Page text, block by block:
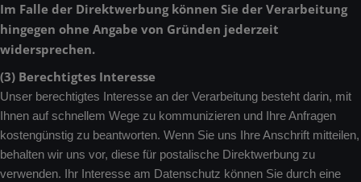
Im Falle der Direktwerbung können Sie der Verarbeitung
hingegen ohne Angabe von Gründen jederzeit
widersprechen.
(3) Berechtigtes Interesse
Unser berechtigtes Interesse an der Verarbeitung besteht darin, mit
Ihnen auf schnellem Wege zu kommunizieren und Ihre Anfragen
kostengünstig zu beantworten. Wenn Sie uns Ihre Anschrift mitteilen,
behalten wir uns vor, diese für postalische Direktwerbung zu
verwenden. Ihr Interesse am Datenschutz können Sie durch eine